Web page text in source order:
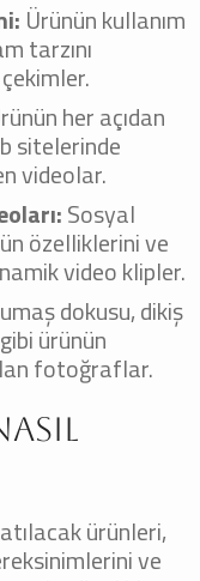
Ürünün kullanım
tarzını
her açıdan
sitelerinde
videolar.
Sosyal
özelliklerini ve
video klipler.
dokusu, dikiş
ürünün
fotoğraflar.
ürünleri,
ve